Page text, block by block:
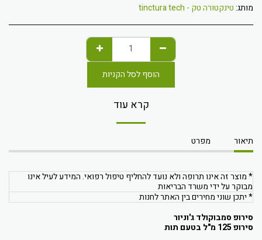
מותג:טינקטורה טק - tinctura tech
הוסף לסל הקניות
קרא עוד
תיאור מפרט
* מוצר זה אינו תרופה ולא נועד להחליף טיפול רפואי. המידע לעיל אינו
מבוקר על ידי משרד הבריאות
* יתכן שוני מחירים בין האתר לחנות
סירופ סמבוקולד ג'וניור
סירופ 125 מ"ל
בטעם תות